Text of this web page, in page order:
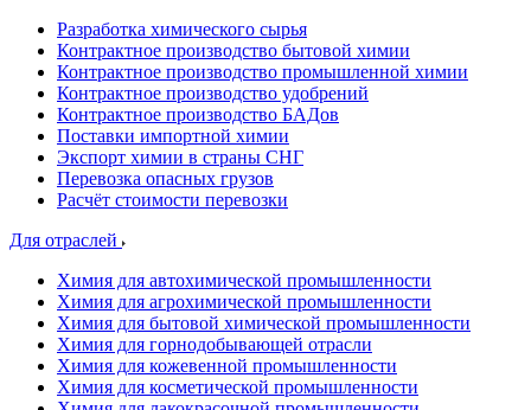
Разработка химического сырья
Контрактное производство бытовой химии
Контрактное производство промышленной химии
Контрактное производство удобрений
Контрактное производство БАДов
Поставки импортной химии
Экспорт химии в страны СНГ
Перевозка опасных грузов
Расчёт стоимости перевозки
Для отраслей
Химия для автохимической промышленности
Химия для агрохимической промышленности
Химия для бытовой химической промышленности
Химия для горнодобывающей отрасли
Химия для кожевенной промышленности
Химия для косметической промышленности